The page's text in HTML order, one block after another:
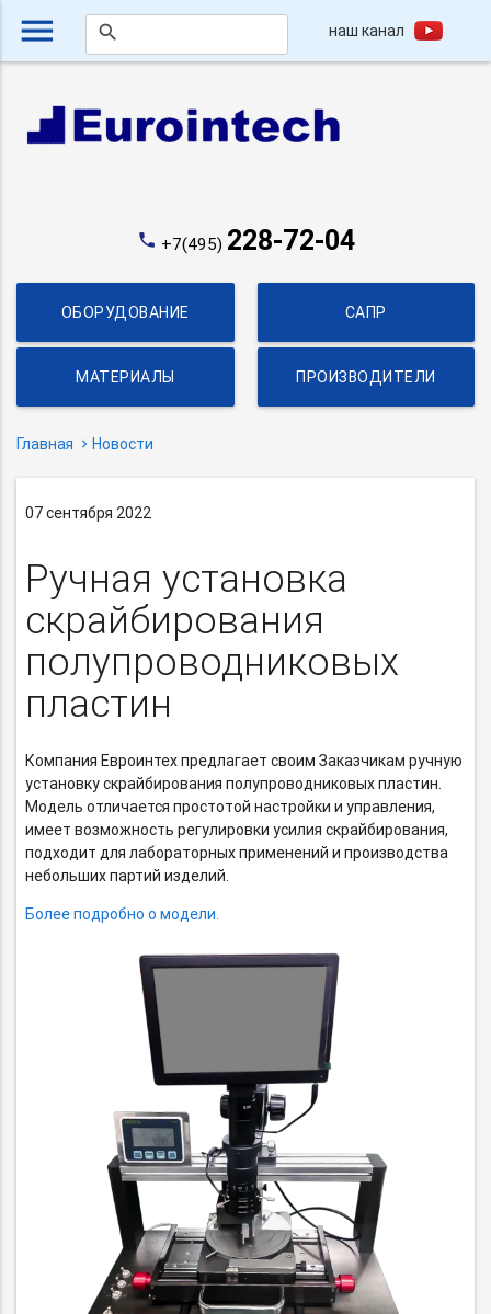
menu search наш канал
phone +7(495) 228-72-04
ОБОРУДОВАНИЕ САПР
МАТЕРИАЛЫ ПРОИЗВОДИТЕЛИ
Главная Новости
07 сентября 2022
Ручная установка
скрайбирования
полупроводниковых
пластин
Компания Евроинтех предлагает своим Заказчикам ручную
установку скрайбирования полупроводниковых пластин.
Модель отличается простотой настройки и управления,
имеет возможность регулировки усилия скрайбирования,
подходит для лабораторных применений и производства
небольших партий изделий.
Более подробно о модели.